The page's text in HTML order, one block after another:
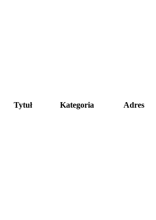
Tytuł Kategoria Adres